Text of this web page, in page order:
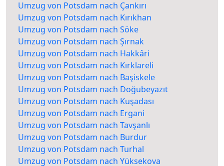
Umzug von Potsdam nach Çankırı
Umzug von Potsdam nach Kırıkhan
Umzug von Potsdam nach Söke
Umzug von Potsdam nach Şırnak
Umzug von Potsdam nach Hakkâri
Umzug von Potsdam nach Kırklareli
Umzug von Potsdam nach Başiskele
Umzug von Potsdam nach Doğubeyazıt
Umzug von Potsdam nach Kuşadası
Umzug von Potsdam nach Ergani
Umzug von Potsdam nach Tavşanlı
Umzug von Potsdam nach Burdur
Umzug von Potsdam nach Turhal
Umzug von Potsdam nach Yüksekova